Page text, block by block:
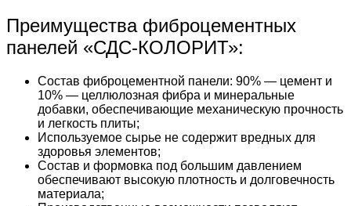
Преимущества фиброцементных
панелей «СДС-КОЛОРИТ»:
Состав фиброцементной панели: 90% — цемент и
10% — целлюлозная фибра и минеральные
добавки, обеспечивающие механическую прочность
и легкость плиты;
Используемое сырье не содержит вредных для
здоровья элементов;
Состав и формовка под большим давлением
обеспечивают высокую плотность и долговечность
материала;